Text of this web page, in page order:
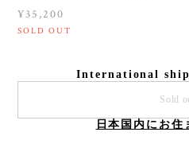
¥35,200
SOLD OUT
International
Sold
日本国内にお住